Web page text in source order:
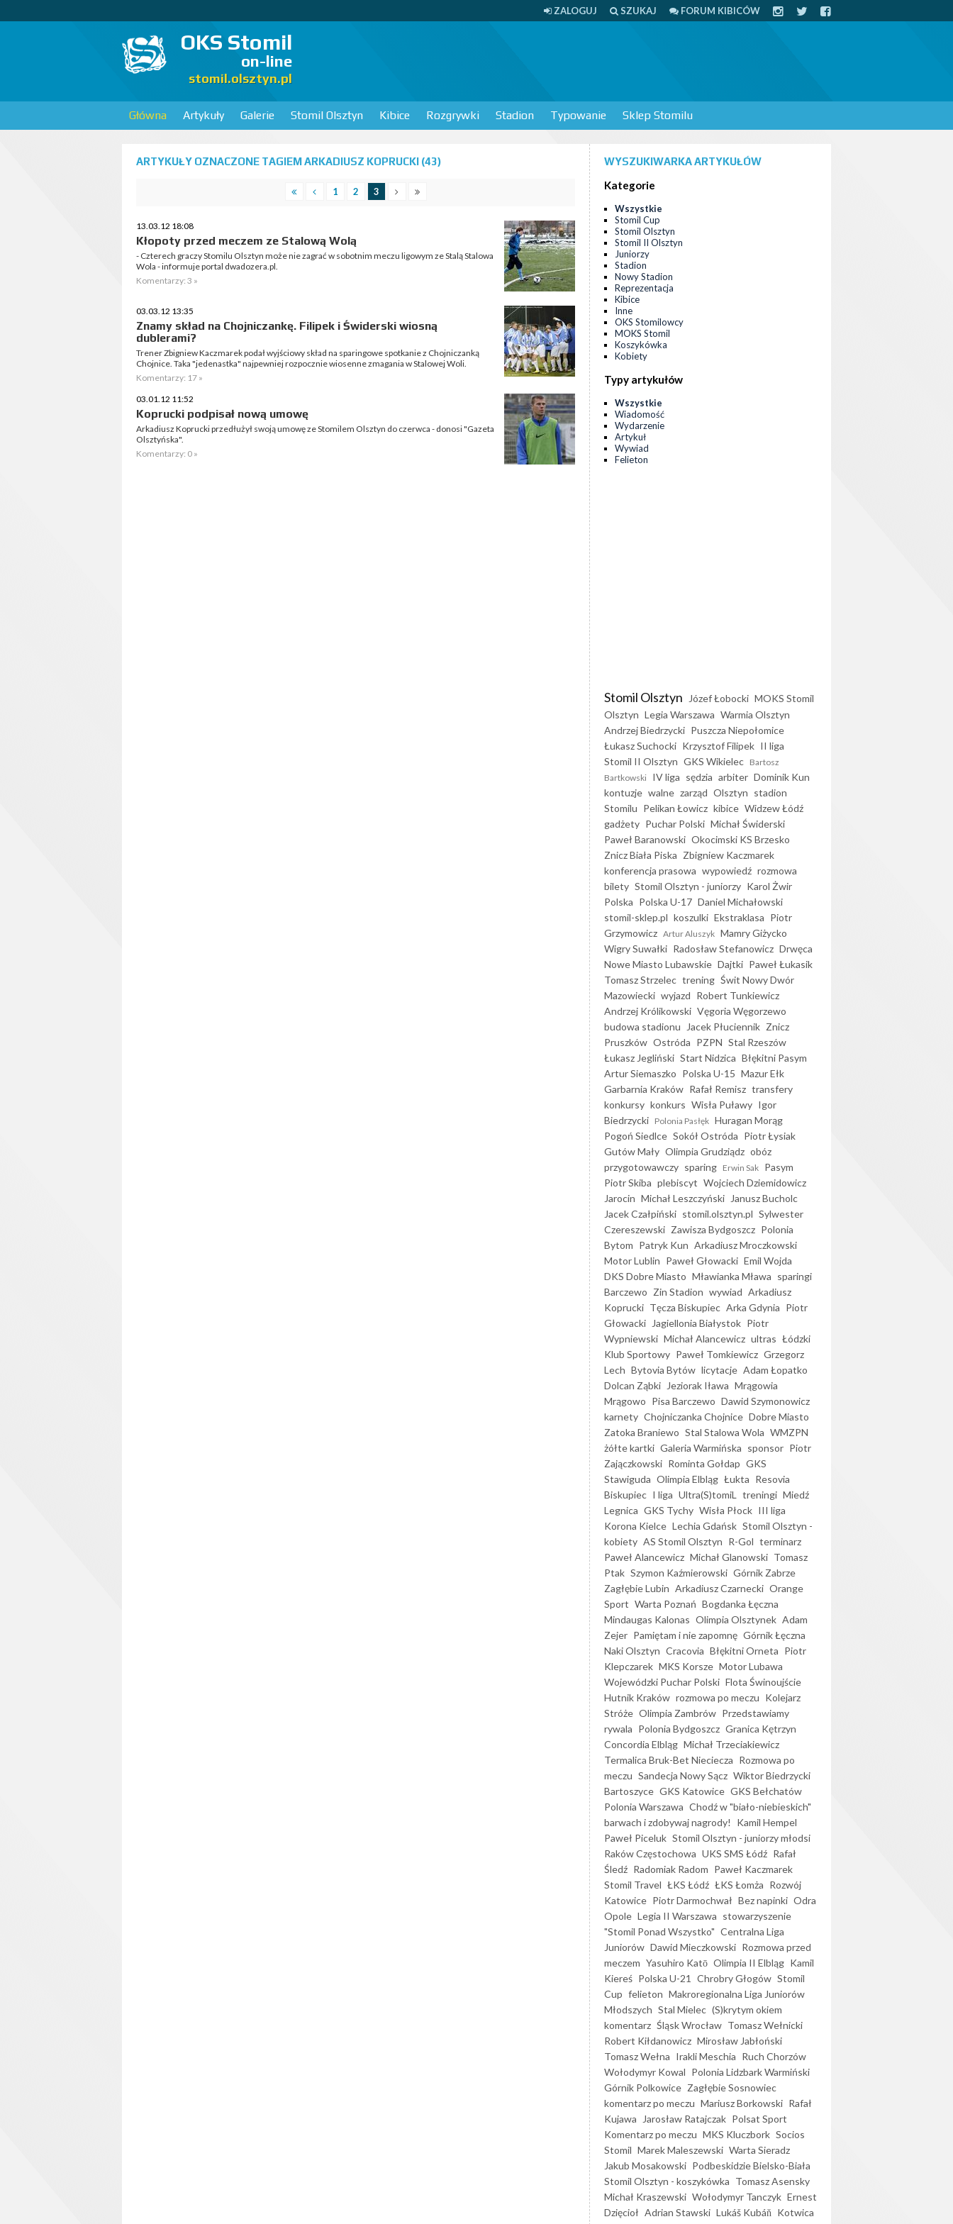
ZALOGUJ SZUKAJ FORUM KIBICÓW
OKS Stomil
on-line
stomil.olsztyn.pl
Główna Artykuły Galerie Stomil Olsztyn Kibice Rozgrywki Stadion Typowanie Sklep Stomilu
ARTYKUŁY OZNACZONE TAGIEM ARKADIUSZ KOPRUCKI (43)
1 2 3
13.03.12 18:08
Kłopoty przed meczem ze Stalową Wolą
- Czterech graczy Stomilu Olsztyn może nie zagrać w sobotnim meczu ligowym ze Stalą Stalowa
Wola - informuje portal dwadozera.pl.
Komentarzy: 3 »
03.03.12 13:35
Znamy skład na Chojniczankę. Filipek i Świderski wiosną
dublerami?
Trener Zbigniew Kaczmarek podał wyjściowy skład na sparingowe spotkanie z Chojniczanką
Chojnice. Taka "jedenastka" najpewniej rozpocznie wiosenne zmagania w Stalowej Woli.
Komentarzy: 17 »
03.01.12 11:52
Koprucki podpisał nową umowę
Arkadiusz Koprucki przedłużył swoją umowę ze Stomilem Olsztyn do czerwca - donosi "Gazeta
Olsztyńska".
Komentarzy: 0 »
WYSZUKIWARKA ARTYKUŁÓW
Kategorie
Wszystkie
Stomil Cup
Stomil Olsztyn
Stomil II Olsztyn
Juniorzy
Stadion
Nowy Stadion
Reprezentacja
Kibice
Inne
OKS Stomilowcy
MOKS Stomil
Koszykówka
Kobiety
Typy artykułów
Wszystkie
Wiadomość
Wydarzenie
Artykuł
Wywiad
Felieton
Stomil Olsztyn Józef Łobocki MOKS Stomil
Olsztyn Legia Warszawa Warmia Olsztyn
Andrzej Biedrzycki Puszcza Niepołomice
Łukasz Suchocki Krzysztof Filipek II liga
Stomil II Olsztyn GKS Wikielec Bartosz
Bartkowski IV liga sędzia arbiter Dominik Kun
kontuzje walne zarząd Olsztyn stadion
Stomilu Pelikan Łowicz kibice Widzew Łódź
gadżety Puchar Polski Michał Świderski
Paweł Baranowski Okocimski KS Brzesko
Znicz Biała Piska Zbigniew Kaczmarek
konferencja prasowa wypowiedź rozmowa
bilety Stomil Olsztyn - juniorzy Karol Żwir
Polska Polska U-17 Daniel Michałowski
stomil-sklep.pl koszulki Ekstraklasa Piotr
Grzymowicz Artur Aluszyk Mamry Giżycko
Wigry Suwałki Radosław Stefanowicz Drwęca
Nowe Miasto Lubawskie Dajtki Paweł Łukasik
Tomasz Strzelec trening Świt Nowy Dwór
Mazowiecki wyjazd Robert Tunkiewicz
Andrzej Królikowski Vęgoria Węgorzewo
budowa stadionu
Jacek Płuciennik Znicz
Pruszków Ostróda PZPN Stal Rzeszów
Łukasz Jegliński Start Nidzica Błękitni Pasym
Artur Siemaszko Polska U-15 Mazur Ełk
Garbarnia Kraków Rafał Remisz transfery
konkursy konkurs Wisła Puławy Igor
Biedrzycki Polonia Pasłęk Huragan Morąg
Pogoń Siedlce Sokół Ostróda Piotr Łysiak
Gutów Mały Olimpia Grudziądz obóz
przygotowawczy sparing Erwin Sak Pasym
Piotr Skiba plebiscyt Wojciech Dziemidowicz
Jarocin Michał Leszczyński
Janusz Bucholc
Jacek Czałpiński stomil.olsztyn.pl Sylwester
Czereszewski Zawisza Bydgoszcz Polonia
Bytom Patryk Kun Arkadiusz Mroczkowski
Motor Lublin Paweł Głowacki Emil Wojda
DKS Dobre Miasto Mławianka Mława sparingi
Barczewo Zin Stadion wywiad Arkadiusz
Koprucki Tęcza Biskupiec Arka Gdynia Piotr
Głowacki
Jagiellonia Białystok Piotr
Wypniewski Michał Alancewicz ultras Łódzki
Klub Sportowy Paweł Tomkiewicz Grzegorz
Lech Bytovia Bytów licytacje Adam Łopatko
Dolcan Ząbki
Jeziorak Iława Mrągowia
Mrągowo Pisa Barczewo Dawid Szymonowicz
karnety Chojniczanka Chojnice Dobre Miasto
Zatoka Braniewo Stal Stalowa Wola WMZPN
żółte kartki Galeria Warmińska sponsor Piotr
Zajączkowski Rominta Gołdap GKS
Stawiguda Olimpia Elbląg Łukta Resovia
Biskupiec I liga Ultra(S)tomiL treningi Miedź
Legnica GKS Tychy Wisła Płock III liga
Korona Kielce Lechia Gdańsk Stomil Olsztyn -
kobiety AS Stomil Olsztyn R-Gol terminarz
Paweł Alancewicz Michał Glanowski Tomasz
Ptak Szymon Kaźmierowski Górnik Zabrze
Zagłębie Lubin Arkadiusz Czarnecki Orange
Sport Warta Poznań Bogdanka Łęczna
Mindaugas Kalonas Olimpia Olsztynek Adam
Zejer Pamiętam i nie zapomnę Górnik Łęczna
Naki Olsztyn Cracovia Błękitni Orneta Piotr
Klepczarek MKS Korsze Motor Lubawa
Wojewódzki Puchar Polski Flota Świnoujście
Hutnik Kraków rozmowa po meczu Kolejarz
Stróże Olimpia Zambrów Przedstawiamy
rywala Polonia Bydgoszcz Granica Kętrzyn
Concordia Elbląg Michał Trzeciakiewicz
Termalica Bruk-Bet Nieciecza Rozmowa po
meczu Sandecja Nowy Sącz Wiktor Biedrzycki
Bartoszyce GKS Katowice GKS Bełchatów
Polonia Warszawa Chodź w "biało-niebieskich"
barwach i zdobywaj nagrody!
Kamil Hempel
Paweł Piceluk Stomil Olsztyn - juniorzy młodsi
Raków Częstochowa UKS SMS Łódź Rafał
Śledź Radomiak Radom Paweł Kaczmarek
Stomil Travel ŁKS Łódź ŁKS Łomża Rozwój
Katowice Piotr Darmochwał Bez napinki Odra
Opole Legia II Warszawa stowarzyszenie
"Stomil Ponad Wszystko" Centralna Liga
Juniorów Dawid Mieczkowski Rozmowa przed
meczem Yasuhiro Katō Olimpia II Elbląg Kamil
Kiereś Polska U-21 Chrobry Głogów Stomil
Cup felieton Makroregionalna Liga Juniorów
Młodszych Stal Mielec (S)krytym okiem
komentarz Śląsk Wrocław Tomasz Wełnicki
Robert Kiłdanowicz Mirosław Jabłoński
Tomasz Wełna Irakli Meschia Ruch Chorzów
Wołodymyr Kowal Polonia Lidzbark Warmiński
Górnik Polkowice Zagłębie Sosnowiec
komentarz po meczu Mariusz Borkowski Rafał
Kujawa
Jarosław Ratajczak Polsat Sport
Komentarz po meczu MKS Kluczbork Socios
Stomil Marek Maleszewski Warta Sieradz
Jakub Mosakowski Podbeskidzie Bielsko-Biała
Stomil Olsztyn - koszykówka Tomasz Asensky
Michał Kraszewski Wołodymyr Tanczyk Ernest
Dzięcioł Adrian Stawski Lukáš Kubáň Kotwica